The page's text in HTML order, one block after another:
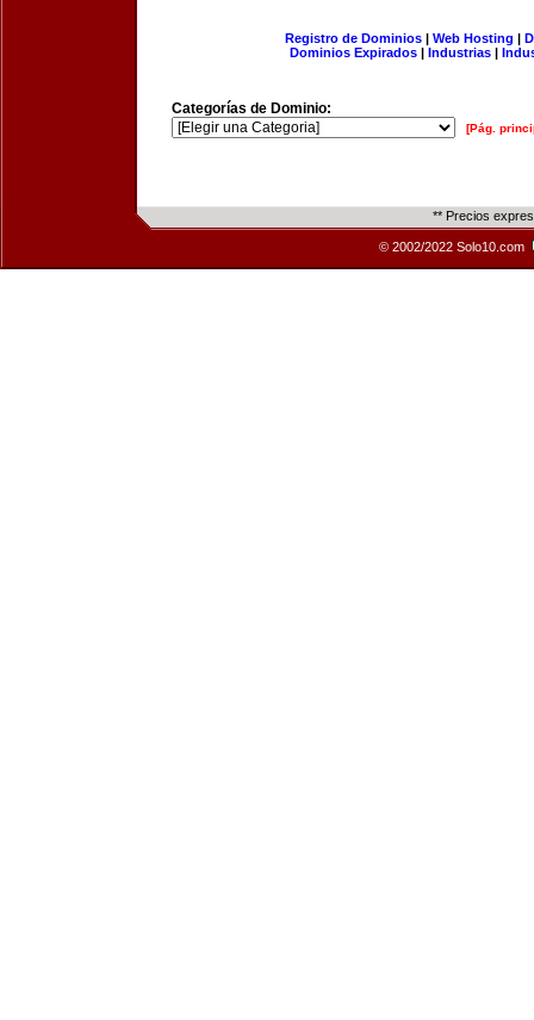
Registro de Dominios| Web Hosting |
Dominios Expirados | Industrias |
Categorías de Dominio:
[Pág.
** Precios
© 2002/2022 Solo10.com